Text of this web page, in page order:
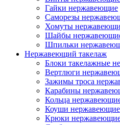
Гайки нержавеющие
Саморезы
Хомуты
Шайбы
Шпильки
Нержавеющий такелаж
Блоки такелажные
Вертлюги
Зажимы троса
Карабины
Кольца
Коуши нержавеющие
Крюки